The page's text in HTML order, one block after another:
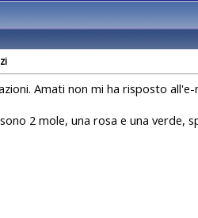
Amati non mi ha risposto
2 mole, una rosa e una verde,